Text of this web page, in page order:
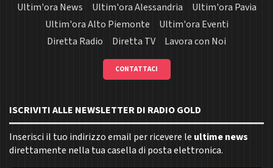
Ultim'ora News
Ultim'ora Alessandria
Ultim'ora Pavia
Ultim'ora Alto Piemonte
Ultim'ora Eventi
Diretta Radio
Diretta TV Lavora con Noi
CONTATTACI
ISCRIVITI ALLE NEWSLETTER DI RADIO GOLD
Inserisci il tuo indirizzo email per ricevere le ultime news
direttamente nella tua casella di posta elettronica.